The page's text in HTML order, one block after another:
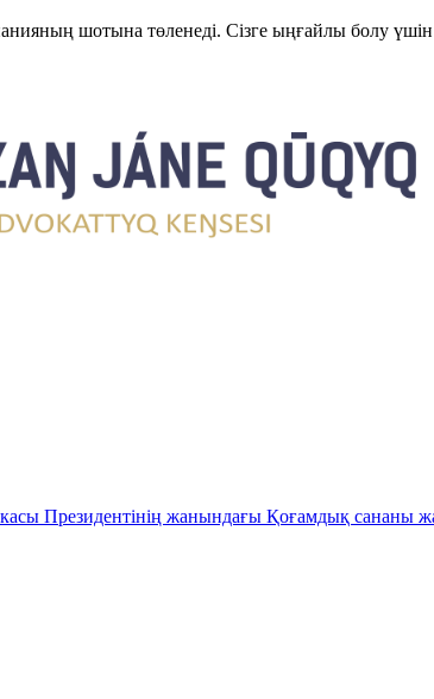
шотына төленеді. Сізге ыңғайлы болу
Президентінің жанындағы Қоғамдық сананы